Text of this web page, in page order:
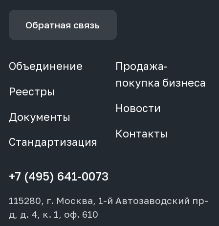
Обратная связь
Объединение
Реестры
Документы
Стандартизация
Продажа-
покупка бизнеса
Новости
Контакты
+7 (495) 641-0073
115280, г. Москва, 1-й Автозаводский пр-
д, д. 4, к. 1, оф. 610